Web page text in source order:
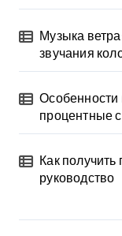
Музыка
звучания
Особенности
процентные
Как
руководство